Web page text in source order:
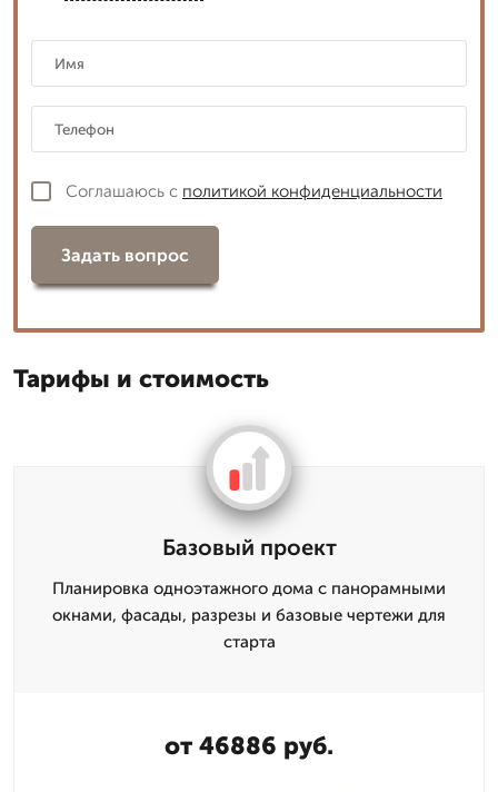
Соглашаюсь с политикой конфиденциальности
Задать вопрос
Тарифы и стоимость
Базовый проект
Планировка одноэтажного дома с панорамными
окнами, фасады, разрезы и базовые чертежи для
старта
от 46886 руб.